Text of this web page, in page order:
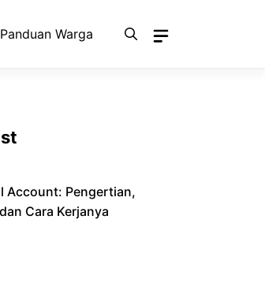
Panduan Warga
Account: Pengertian,
Cara Kerjanya